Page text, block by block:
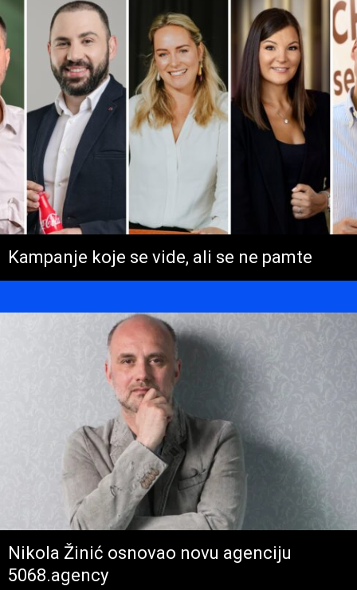
Kampanje koje se vide, ali se ne pamte
Nikola Žinić osnovao novu agenciju
5068.agency